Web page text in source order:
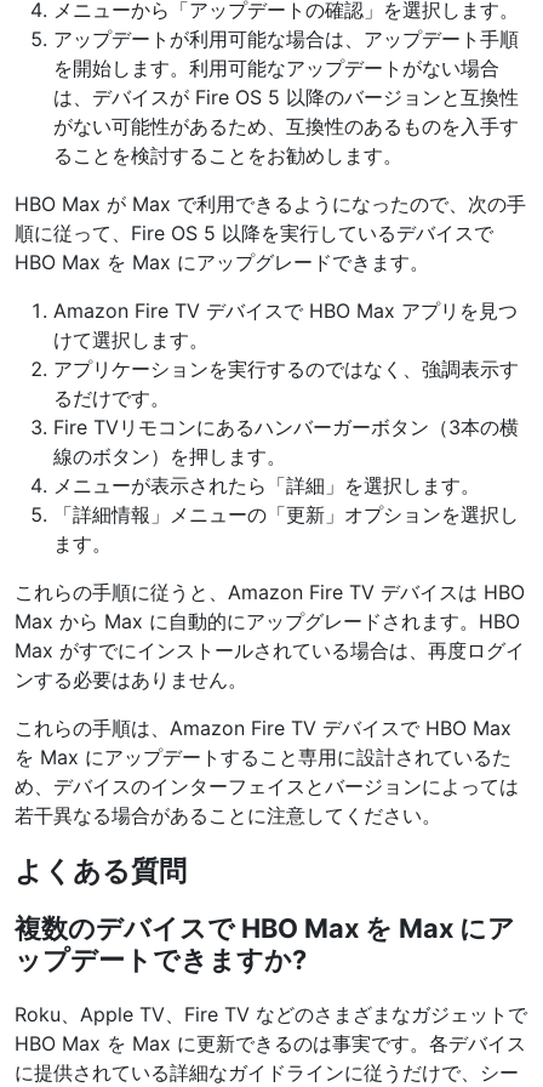
メニューから「アップデートの確認」を選択します。
アップデートが利用可能な場合は、アップデート手順
を開始します。利用可能なアップデートがない場合
は、デバイスが Fire OS 5 以降のバージョンと互換性
がない可能性があるため、互換性のあるものを入手す
ることを検討することをお勧めします。
HBO Max が Max で利用できるようになったので、次の手
順に従って、Fire OS 5 以降を実行しているデバイスで
HBO Max を Max にアップグレードできます。
Amazon Fire TV デバイスで HBO Max アプリを見つ
けて選択します。
アプリケーションを実行するのではなく、強調表示す
るだけです。
Fire TVリモコンにあるハンバーガーボタン（3本の横
線のボタン）を押します。
メニューが表示されたら「詳細」を選択します。
「詳細情報」メニューの「更新」オプションを選択し
ます。
これらの手順に従うと、Amazon Fire TV デバイスは HBO
Max から Max に自動的にアップグレードされます。HBO
Max がすでにインストールされている場合は、再度ログイ
ンする必要はありません。
これらの手順は、Amazon Fire TV デバイスで HBO Max
を Max にアップデートすること専用に設計されているた
め、デバイスのインターフェイスとバージョンによっては
若干異なる場合があることに注意してください。
よくある質問
複数のデバイスで HBO Max を Max にア
ップデートできますか?
Roku、Apple TV、Fire TV などのさまざまなガジェットで
HBO Max を Max に更新できるのは事実です。各デバイス
に提供されている詳細なガイドラインに従うだけで、シー